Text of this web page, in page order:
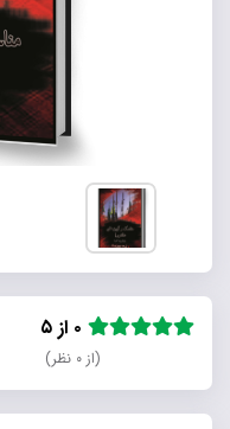
(از ۰ نظر)